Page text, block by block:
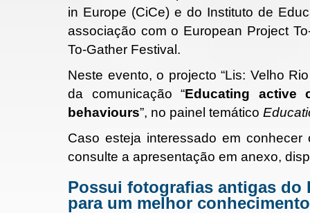
in Europe (CiCe) e do Instituto de
associação com o European Project
To-Gather Festival.
Neste evento, o projecto “Lis: Velho
da comunicação “Educating active
behaviours”, no painel temático
Caso esteja interessado em
consulte a apresentação em anexo,
Possui fotografias antigas
para um melhor